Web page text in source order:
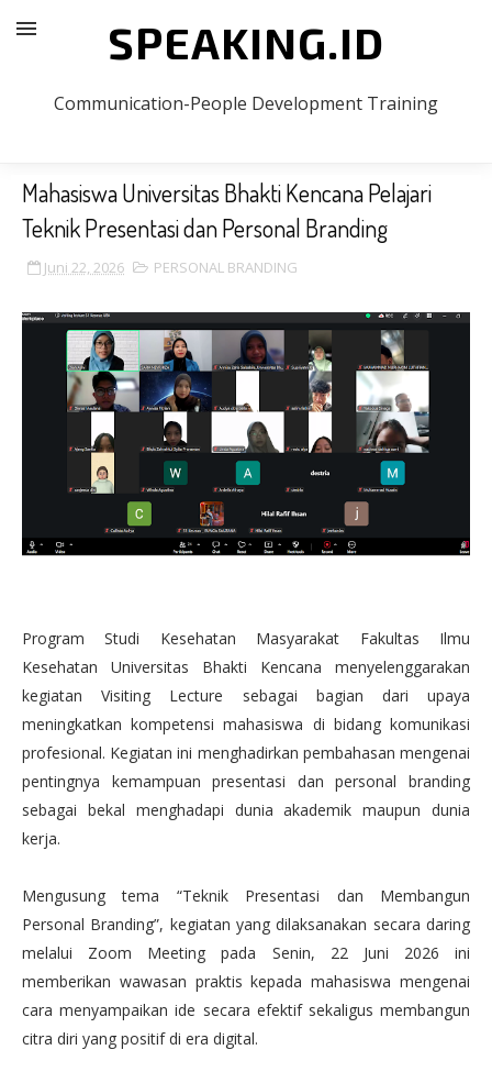
SPEAKING.ID
Communication-People Development Training
Mahasiswa Universitas Bhakti Kencana Pelajari
Teknik Presentasi dan Personal Branding
Juni 22, 2026 PERSONAL BRANDING
Program Studi Kesehatan Masyarakat Fakultas Ilmu
Kesehatan Universitas Bhakti Kencana menyelenggarakan
kegiatan Visiting Lecture sebagai bagian dari upaya
meningkatkan kompetensi mahasiswa di bidang komunikasi
profesional. Kegiatan ini menghadirkan pembahasan mengenai
pentingnya kemampuan presentasi dan personal branding
sebagai bekal menghadapi dunia akademik maupun dunia
kerja.
Mengusung tema “Teknik Presentasi dan Membangun
Personal Branding”, kegiatan yang dilaksanakan secara daring
melalui Zoom Meeting pada Senin, 22 Juni 2026 ini
memberikan wawasan praktis kepada mahasiswa mengenai
cara menyampaikan ide secara efektif sekaligus membangun
citra diri yang positif di era digital.